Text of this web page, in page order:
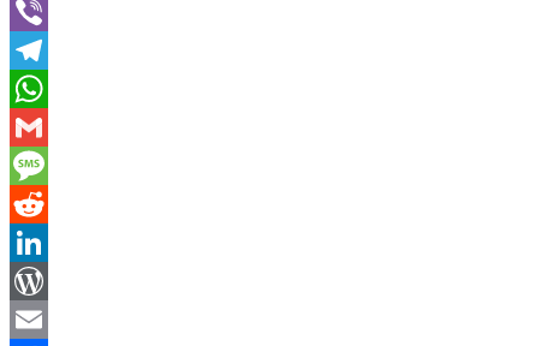
Twitter
Viber
Telegram
WhatsApp
Gmail
Message
Reddit
LinkedIn
WordPress